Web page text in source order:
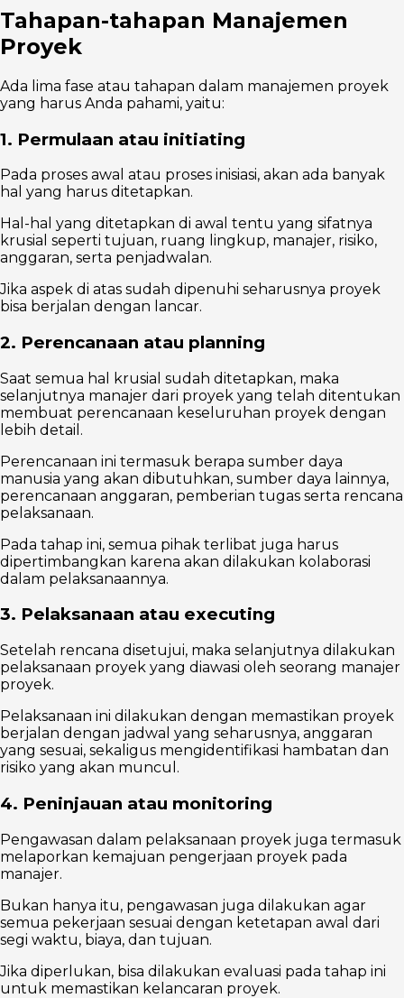
Tahapan-tahapan Manajemen
Proyek
Ada lima fase atau tahapan dalam manajemen proyek
yang harus Anda pahami, yaitu:
1. Permulaan atau initiating
Pada proses awal atau proses inisiasi, akan ada banyak
hal yang harus ditetapkan.
Hal-hal yang ditetapkan di awal tentu yang sifatnya
krusial seperti tujuan, ruang lingkup, manajer, risiko,
anggaran, serta penjadwalan.
Jika aspek di atas sudah dipenuhi seharusnya proyek
bisa berjalan dengan lancar.
2. Perencanaan atau planning
Saat semua hal krusial sudah ditetapkan, maka
selanjutnya manajer dari proyek yang telah ditentukan
membuat perencanaan keseluruhan proyek dengan
lebih detail.
Perencanaan ini termasuk berapa sumber daya
manusia yang akan dibutuhkan, sumber daya lainnya,
perencanaan anggaran, pemberian tugas serta rencana
pelaksanaan.
Pada tahap ini, semua pihak terlibat juga harus
dipertimbangkan karena akan dilakukan kolaborasi
dalam pelaksanaannya.
3. Pelaksanaan atau executing
Setelah rencana disetujui, maka selanjutnya dilakukan
pelaksanaan proyek yang diawasi oleh seorang manajer
proyek.
Pelaksanaan ini dilakukan dengan memastikan proyek
berjalan dengan jadwal yang seharusnya, anggaran
yang sesuai, sekaligus mengidentifikasi hambatan dan
risiko yang akan muncul.
4. Peninjauan atau monitoring
Pengawasan dalam pelaksanaan proyek juga termasuk
melaporkan kemajuan pengerjaan proyek pada
manajer.
Bukan hanya itu, pengawasan juga dilakukan agar
semua pekerjaan sesuai dengan ketetapan awal dari
segi waktu, biaya, dan tujuan.
Jika diperlukan, bisa dilakukan evaluasi pada tahap ini
untuk memastikan kelancaran proyek.